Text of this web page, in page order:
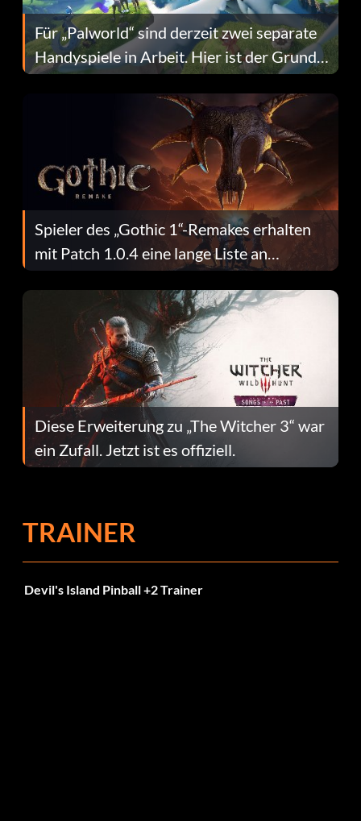
Für „Palworld“ sind derzeit zwei separate
Handyspiele in Arbeit. Hier ist der Grund
dafür.
Spieler des „Gothic 1“-Remakes erhalten
mit Patch 1.0.4 eine lange Liste an
Fehlerbehebungen
Diese Erweiterung zu „The Witcher 3“ war
ein Zufall. Jetzt ist es offiziell.
TRAINER
Devil's Island Pinball +2 Trainer